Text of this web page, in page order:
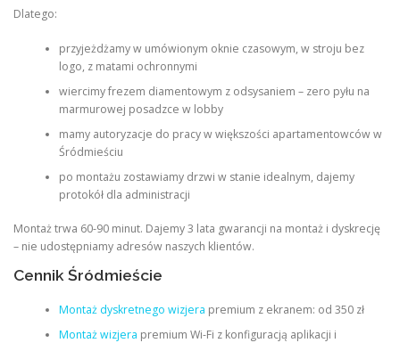
Dlatego:
przyjeżdżamy w umówionym oknie czasowym, w stroju bez
logo, z matami ochronnymi
wiercimy frezem diamentowym z odsysaniem – zero pyłu na
marmurowej posadzce w lobby
mamy autoryzacje do pracy w większości apartamentowców w
Śródmieściu
po montażu zostawiamy drzwi w stanie idealnym, dajemy
protokół dla administracji
Montaż trwa 60-90 minut. Dajemy 3 lata gwarancji na montaż i dyskrecję
– nie udostępniamy adresów naszych klientów.
Cennik Śródmieście
Montaż dyskretnego wizjera premium z ekranem: od 350 zł
Montaż wizjera premium Wi-Fi z konfiguracją aplikacji i